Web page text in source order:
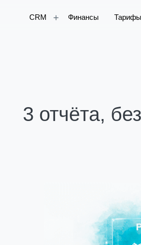
CRM Тарифы
+ Финансы
3 отчёта,